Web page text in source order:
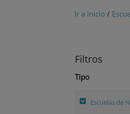
Ir a inicio /
Filtros
Tipo
Escuelas de